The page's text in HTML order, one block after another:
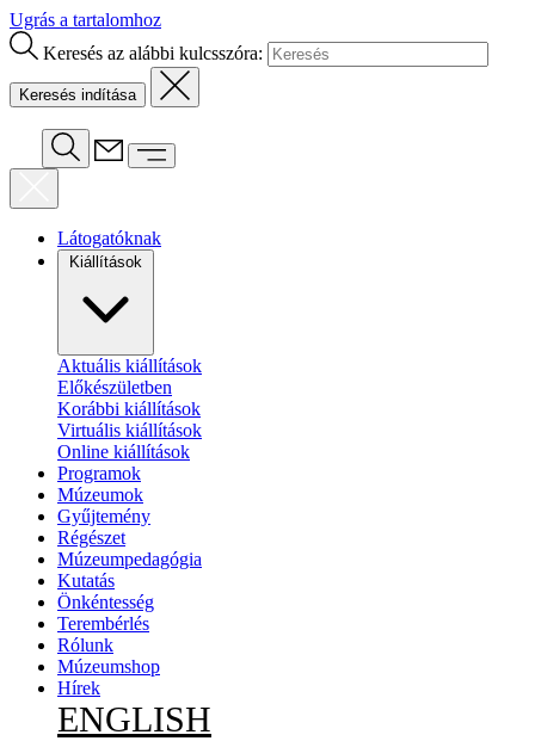
Ugrás a tartalomhoz
Keresés az alábbi kulcsszóra:
Látogatóknak
Kiállítások
Aktuális kiállítások
Előkészületben
Korábbi kiállítások
Virtuális kiállítások
Online kiállítások
Programok
Múzeumok
Gyűjtemény
Régészet
Múzeumpedagógia
Kutatás
Önkéntesség
Terembérlés
Rólunk
Múzeumshop
Hírek
ENGLISH